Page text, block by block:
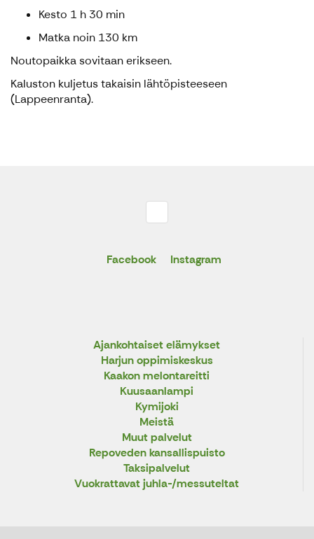
Kesto 1 h 30 min
Matka noin 130 km
Noutopaikka sovitaan erikseen.
Kaluston kuljetus takaisin lähtöpisteeseen
(Lappeenranta).
Facebook Instagram
Ajankohtaiset elämykset
Harjun oppimiskeskus
Kaakon melontareitti
Kuusaanlampi
Kymijoki
Meistä
Muut palvelut
Repoveden kansallispuisto
Taksipalvelut
Vuokrattavat juhla-/messuteltat